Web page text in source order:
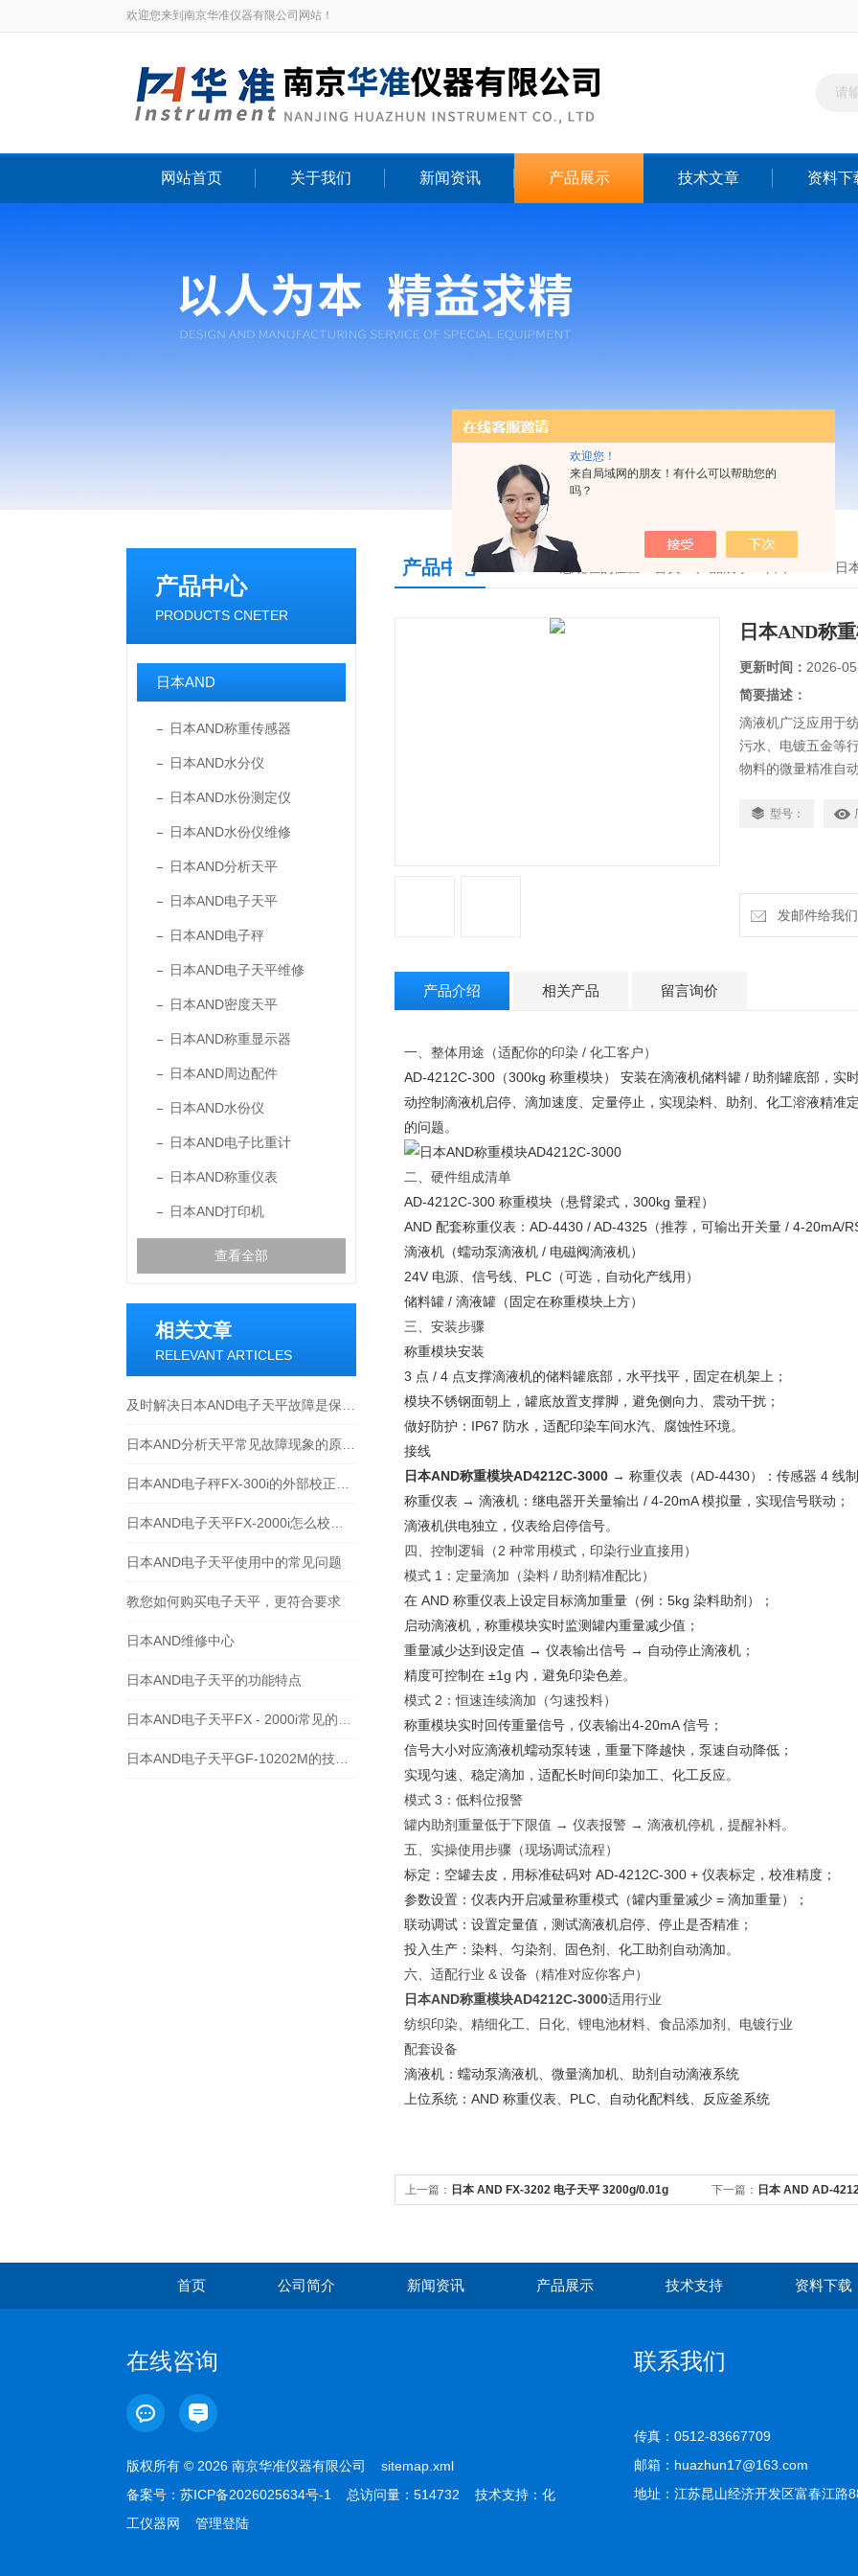
欢迎您！
来自局域网的朋友！有什么可以帮助您的
吗？
欢迎您来到南京华准仪器有限公司网站！
网站首页 关于我们 新闻资讯 产品展示 技术文章 资料下
产品中心
PRODUCTS CNETER
日本AND
日本AND称重传感器
日本AND水分仪
日本AND水份测定仪
日本AND水份仪维修
日本AND分析天平
日本AND电子天平
日本AND电子秤
日本AND电子天平维修
日本AND密度天平
日本AND称重显示器
日本AND周边配件
日本AND水份仪
日本AND电子比重计
日本AND称重仪表
日本AND打印机
查看全部
相关文章
RELEVANT ARTICLES
日本AND电子天平使用中的常见问题
教您如何购买电子天平，更符合要求
日本AND维修中心
日本AND电子天平的功能特点
产品中心 您现在的位置： 日
日本AND称
更新时间： 2026-
简要描述：
滴液机广泛应用于
污水、电镀五金等
物料的微量精准自
型号：
发邮件给我
产品介绍 相关产品 留言询价
一、整体用途（适配你的印染 / 化工客户）
AD‑4212C‑300（300kg 称重模块）
安装在滴液机储料罐 / 助剂罐底部 ，实
动控制滴液机启停、滴加速度、定量停止 ，实现染料、助剂、化工溶液精准
的问题。
二、硬件组成清单
AD‑4212C‑300 称重模块（悬臂梁式，300kg 量程）
AND 配套称重仪表： AD‑4430 / AD‑4325 （推荐，可输出开关量 / 4‑20mA/
滴液机（蠕动泵滴液机 / 电磁阀滴液机）
24V 电源、信号线、PLC（可选，自动化产线用）
储料罐 / 滴液罐（固定在称重模块上方）
三、安装步骤
称重模块安装
3 点 / 4 点支撑滴液机的储料罐底部 ，水平找平，固定在机架上；
模块不锈钢面朝上，罐底放置支撑脚，避免侧向力、震动干扰；
做好防护：IP67 防水，适配印染车间水汽、腐蚀性环境。
接线
日本AND称重模块AD4212C-3000 → 称重仪表（AD‑4430）：传感器 4 线
称重仪表 → 滴液机： 继电器开关量输出 / 4‑20mA 模拟量 ，实现信号联动；
滴液机供电独立，仪表给启停信号。
四、控制逻辑（2 种常用模式，印染行业直接用）
模式 1：定量滴加（染料 / 助剂精准配比）
在 AND 称重仪表上设定目标滴加重量 （例：5kg 染料助剂）；
启动滴液机，称重模块实时监测罐内重量减少值 ；
重量减少达到设定值 → 仪表输出信号 → 自动停止滴液机 ；
精度可控制在 ±1g 内，避免印染色差。
模式 2：恒速连续滴加（匀速投料）
称重模块实时回传重量信号，仪表输出4‑20mA 信号 ；
信号大小对应滴液机蠕动泵转速 ，重量下降越快，泵速自动降低；
实现匀速、稳定滴加 ，适配长时间印染加工、化工反应。
模式 3：低料位报警
罐内助剂重量低于下限值 → 仪表报警 → 滴液机停机，提醒补料。
五、实操使用步骤（现场调试流程）
标定 ：空罐去皮，用标准砝码对 AD‑4212C‑300 + 仪表标定，校准精度；
参数设置 ：仪表内开启减量称重模式 （罐内重量减少 = 滴加重量）；
联动调试 ：设置定量值，测试滴液机启停、停止是否精准；
投入生产 ：染料、匀染剂、固色剂、化工助剂自动滴加。
六、适配行业 & 设备（精准对应你客户）
日本AND称重模块AD4212C-3000适用行业
纺织印染、精细化工、日化、锂电池材料、食品添加剂、电镀行业
配套设备
滴液机： 蠕动泵滴液机、微量滴加机、助剂自动滴液系统
上位系统：AND 称重仪表、PLC、自动化配料线、反应釜系统
上一篇： 日本 AND FX-3202 电子天平 3200g/0.01g 下一篇： 日本 AND
首页 公司简介 新闻资讯 产品展示 技术支持 资料下载
在线咨询
版权所有 © 2026 南京华准仪器有限公司 sitemap.xml
备案号： 苏ICP备2026025634号-1 总访问量：514732 技术支持： 化
工仪器网
管理登陆
联系我们
传真：0512-83667709
邮箱：huazhun17@163.com
地址：江苏昆山经济开发区富春江路